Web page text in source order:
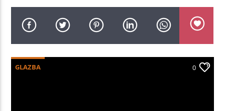
GLAZBA 0